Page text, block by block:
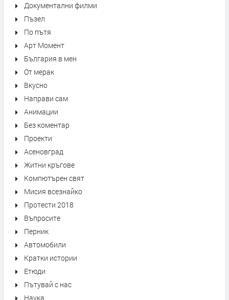
Документални филми
Пъзел
По пътя
Арт Момент
България в мен
От мерак
Вкусно
Направи сам
Анимации
Без коментар
Проекти
Асеновград
Житни кръгове
Компютърен свят
Мисия всезнайко
Протести 2018
Въпросите
Перник
Автомобили
Кратки истории
Етюди
Пътувай с нас
Наука